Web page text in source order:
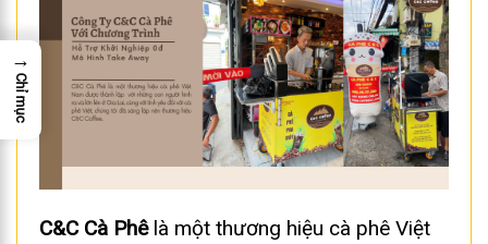
C&C Cà Phêlà một thương hiệu cà phê Việt
→
Chỉ mục